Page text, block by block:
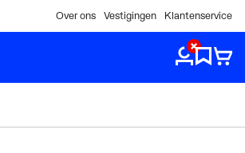
Over ons Vestigingen Klantenservice